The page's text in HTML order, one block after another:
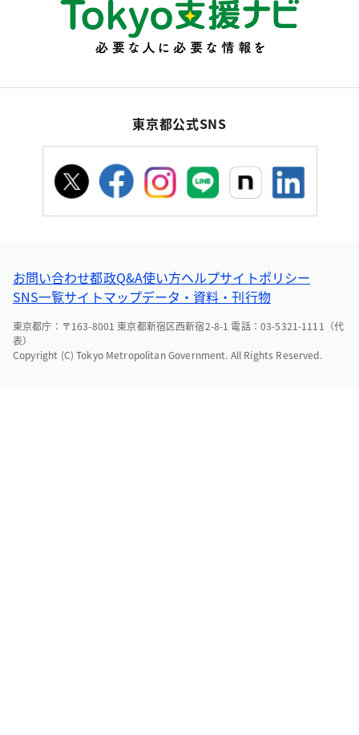
東京都公式SNS
お問い合わせ都政Q&A使い方ヘルプサイトポリシー
SNS一覧サイトマップデータ・資料・刊行物
東京都庁：〒163-8001 東京都新宿区西新宿2-8-1 電話：03-5321-1111（代
表）
Copyright (C) Tokyo Metropolitan Government. All Rights Reserved.